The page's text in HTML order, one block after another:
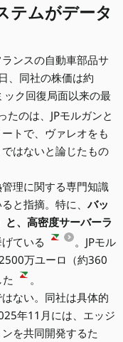
テムがデータ
ンスの自動車部品サ
、同社の株価は約
ク回復局面以来の最
たのは、JPモルガンと
トで、ヴァレオをも
はないと論じたもの
理に関する専門知識
と指摘。特に、バッ
と、高密度サーバーラ
ている
。JPモル
万ユーロ（約360
。
ない。同社は具体的
年11月には、エッジ
を共同開発するた